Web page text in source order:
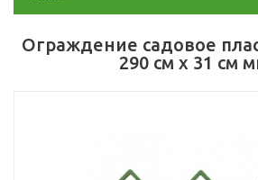
Ограждение садовое
290 см х 31 см